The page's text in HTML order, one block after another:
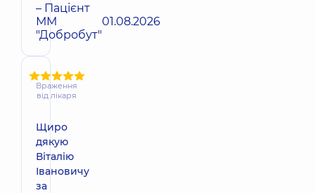
– Пацієнт
ММ
"Добробут"
01.08.2026
Враження
від лікаря
Щиро
дякую
Віталію
Івановичу
за